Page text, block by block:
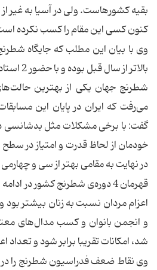
بقیه كشورهاست. ولی در آسیا به غیر از
كنون كسی این مقام را كسب نكرده
وی با بیان این مطلب كه جایگاه
شطرنج جهان یكی از بهترین
گفت: با برخی مشكلات مثل بدشانسی
خودمان از لحاظ قدرت و امتیاز در
در نهایت به مقامی بهتر از سی و
قهرمان 4 دوره‌ی شطرنج كشور در
اعزام مردان نسبت به زنان بیشتر بود
و انجمن بانوان و كسب مدال‌های
شد، امكانات تقریبا برابر شود و تعداد
وی نقاط ضعف فدراسیون شطرنج را